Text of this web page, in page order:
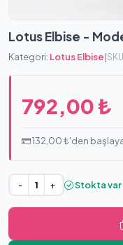
Lotus Elbise -
Kategori: Lotus Elbise|
792,00 ₺
132,00 ₺'den
- + Stokta var